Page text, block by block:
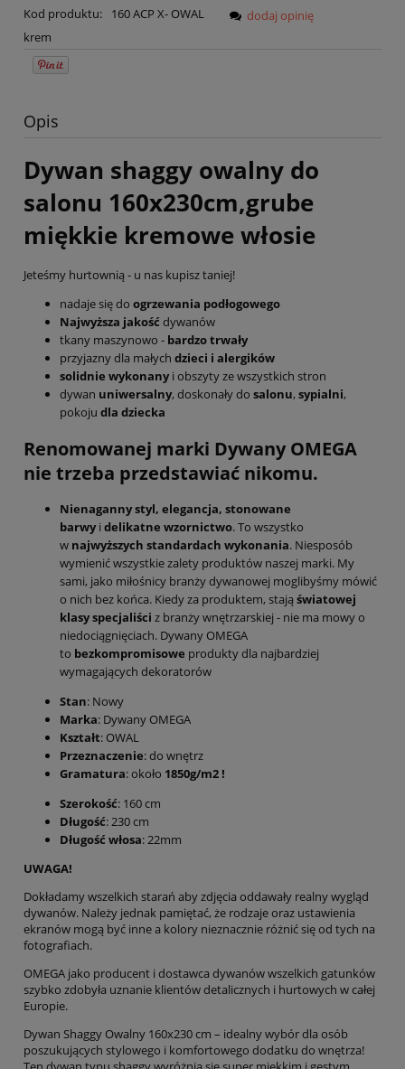
Kod produktu:
160 ACP X- OWAL
krem
dodaj opinię
Opis
Dywan shaggy owalny do
salonu 160x230cm,grube
miękkie kremowe włosie
Jeteśmy hurtownią - u nas kupisz taniej!
nadaje się do ogrzewania podłogowego
Najwyższa jakość dywanów
tkany maszynowo - bardzo trwały
przyjazny dla małych dzieci i alergików
solidnie wykonanyi obszyty ze wszystkich stron
dywan uniwersalny, doskonały do salonu, sypialni,
pokoju dla dziecka
Renomowanej marki Dywany OMEGA
nie trzeba przedstawiać nikomu.
Nienaganny styl, elegancja, stonowane
barwyi delikatne wzornictwo. To wszystko
w najwyższych standardach wykonania. Niesposób
wymienić wszystkie zalety produktów naszej marki. My
sami, jako miłośnicy branży dywanowej moglibyśmy mówić
o nich bez końca. Kiedy za produktem, stają światowej
klasy specjaliści z branży wnętrzarskiej - nie ma mowy o
niedociągnięciach. Dywany OMEGA
to bezkompromisowe produkty dla najbardziej
wymagających dekoratorów
Stan: Nowy
Marka: Dywany OMEGA
Kształt: OWAL
Przeznaczenie: do wnętrz
Gramatura: około 1850g/m2 !
Szerokość: 160 cm
Długość: 230 cm
Długość włosa: 22mm
UWAGA!
Dokładamy wszelkich starań aby zdjęcia oddawały realny wygląd
dywanów. Należy jednak pamiętać, że rodzaje oraz ustawienia
ekranów mogą być inne a kolory nieznacznie różnić się od tych na
fotografiach.
OMEGA jako producent i dostawca dywanów wszelkich gatunków
szybko zdobyła uznanie klientów detalicznych i hurtowych w całej
Europie.
Dywan Shaggy Owalny 160x230 cm – idealny wybór dla osób
poszukujących stylowego i komfortowego dodatku do wnętrza!